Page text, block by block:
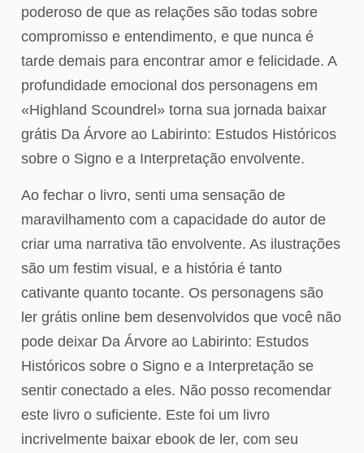
poderoso de que as relações são todas sobre
compromisso e entendimento, e que nunca é
tarde demais para encontrar amor e felicidade. A
profundidade emocional dos personagens em
«Highland Scoundrel» torna sua jornada baixar
grátis Da Árvore ao Labirinto: Estudos Históricos
sobre o Signo e a Interpretação envolvente.
Ao fechar o livro, senti uma sensação de
maravilhamento com a capacidade do autor de
criar uma narrativa tão envolvente. As ilustrações
são um festim visual, e a história é tanto
cativante quanto tocante. Os personagens são
ler grátis online bem desenvolvidos que você não
pode deixar Da Árvore ao Labirinto: Estudos
Históricos sobre o Signo e a Interpretação se
sentir conectado a eles. Não posso recomendar
este livro o suficiente. Este foi um livro
incrivelmente baixar ebook de ler, com seu